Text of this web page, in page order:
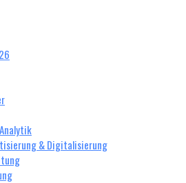
& Digitalisierung